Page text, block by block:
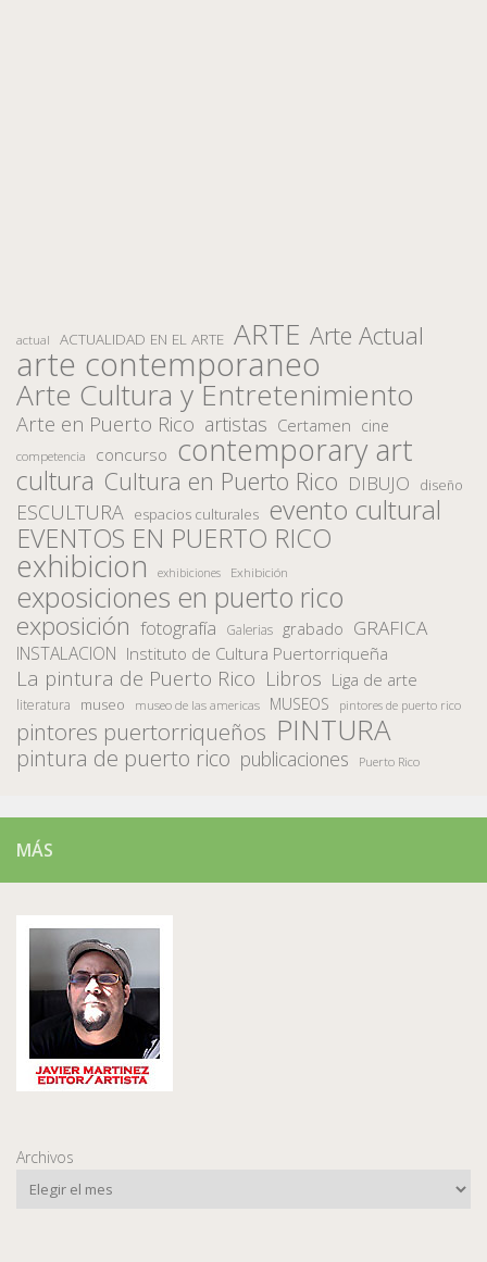
actual ACTUALIDAD EN EL ARTE ARTE Arte Actual
arte contemporaneo
Arte Cultura y Entretenimiento
Arte en Puerto Rico artistas Certamen cine
competencia concurso contemporary art
cultura Cultura en Puerto Rico DIBUJO diseño
ESCULTURA espacios culturales evento cultural
EVENTOS EN PUERTO RICO
exhibicion exhibiciones Exhibición
exposiciones en puerto rico
exposición fotografía Galerias grabado GRAFICA
INSTALACION Instituto de Cultura Puertorriqueña
La pintura de Puerto Rico Libros Liga de arte
literatura museo museo de las americas MUSEOS pintores de puerto rico
pintores puertorriqueños PINTURA
pintura de puerto rico publicaciones Puerto Rico
MÁS
Archivos